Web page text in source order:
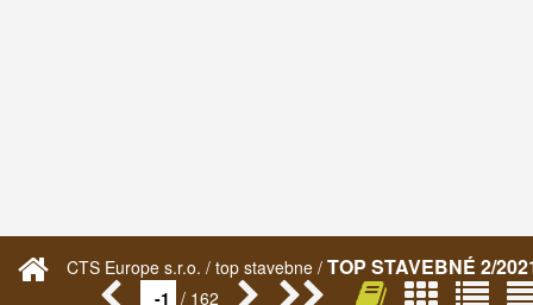
CTS Europe s.r.o. / top stavebne / TOP STAVEBNÉ 2/
/ 162